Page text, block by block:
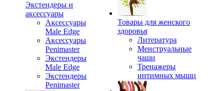
Экстендеры и
аксессуары
Аксессуары
Male Edge
Аксессуары
Penimaster
Экстендеры
Male Edge
Экстендеры
Penimaster
Товары для женского
здоровья
Литература
Менструальные
чаши
Тренажеры
интимных мышц